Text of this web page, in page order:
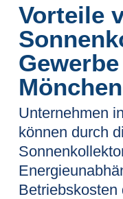
Vorteile
Unternehmen
können durch
Betriebskosten